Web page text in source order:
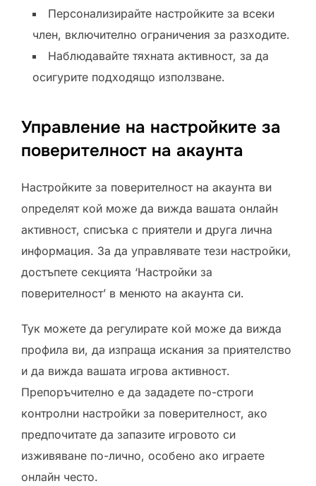
Персонализирайте настройките за всеки
член, включително ограничения за разходите.
Наблюдавайте тяхната активност, за да
осигурите подходящо използване.
Управление на настройките за
поверителност на акаунта
Настройките за поверителност на акаунта ви
определят кой може да вижда вашата онлайн
активност, списъка с приятели и друга лична
информация. За да управлявате тези настройки,
достъпете секцията ‘Настройки за
поверителност’ в менюто на акаунта си.
Тук можете да регулирате кой може да вижда
профила ви, да изпраща искания за приятелство
и да вижда вашата игрова активност.
Препоръчително е да зададете по-строги
контролни настройки за поверителност, ако
предпочитате да запазите игровото си
изживяване по-лично, особено ако играете
онлайн често.